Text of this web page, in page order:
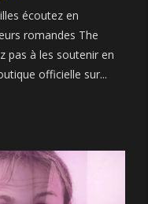
écoutez en
romandes The
pas à les soutenir en
officielle sur...